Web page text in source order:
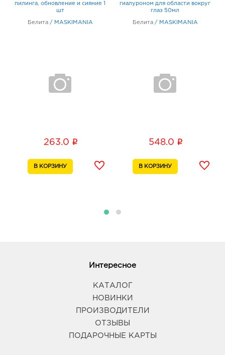
пилинга, обновление и сияние 1
шт
Белита / MASKIMANIA
263.0 i
гиалуроном для области вокруг
глаз 50мл
Белита / MASKIMANIA
548.0 i
Интересное
КАТАЛОГ
НОВИНКИ
ПРОИЗВОДИТЕЛИ
ОТЗЫВЫ
ПОДАРОЧНЫЕ КАРТЫ